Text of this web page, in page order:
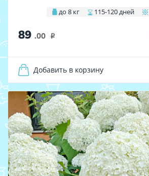
до 8 кг 115-120 дней
89 .00 i
Добавить в корзину